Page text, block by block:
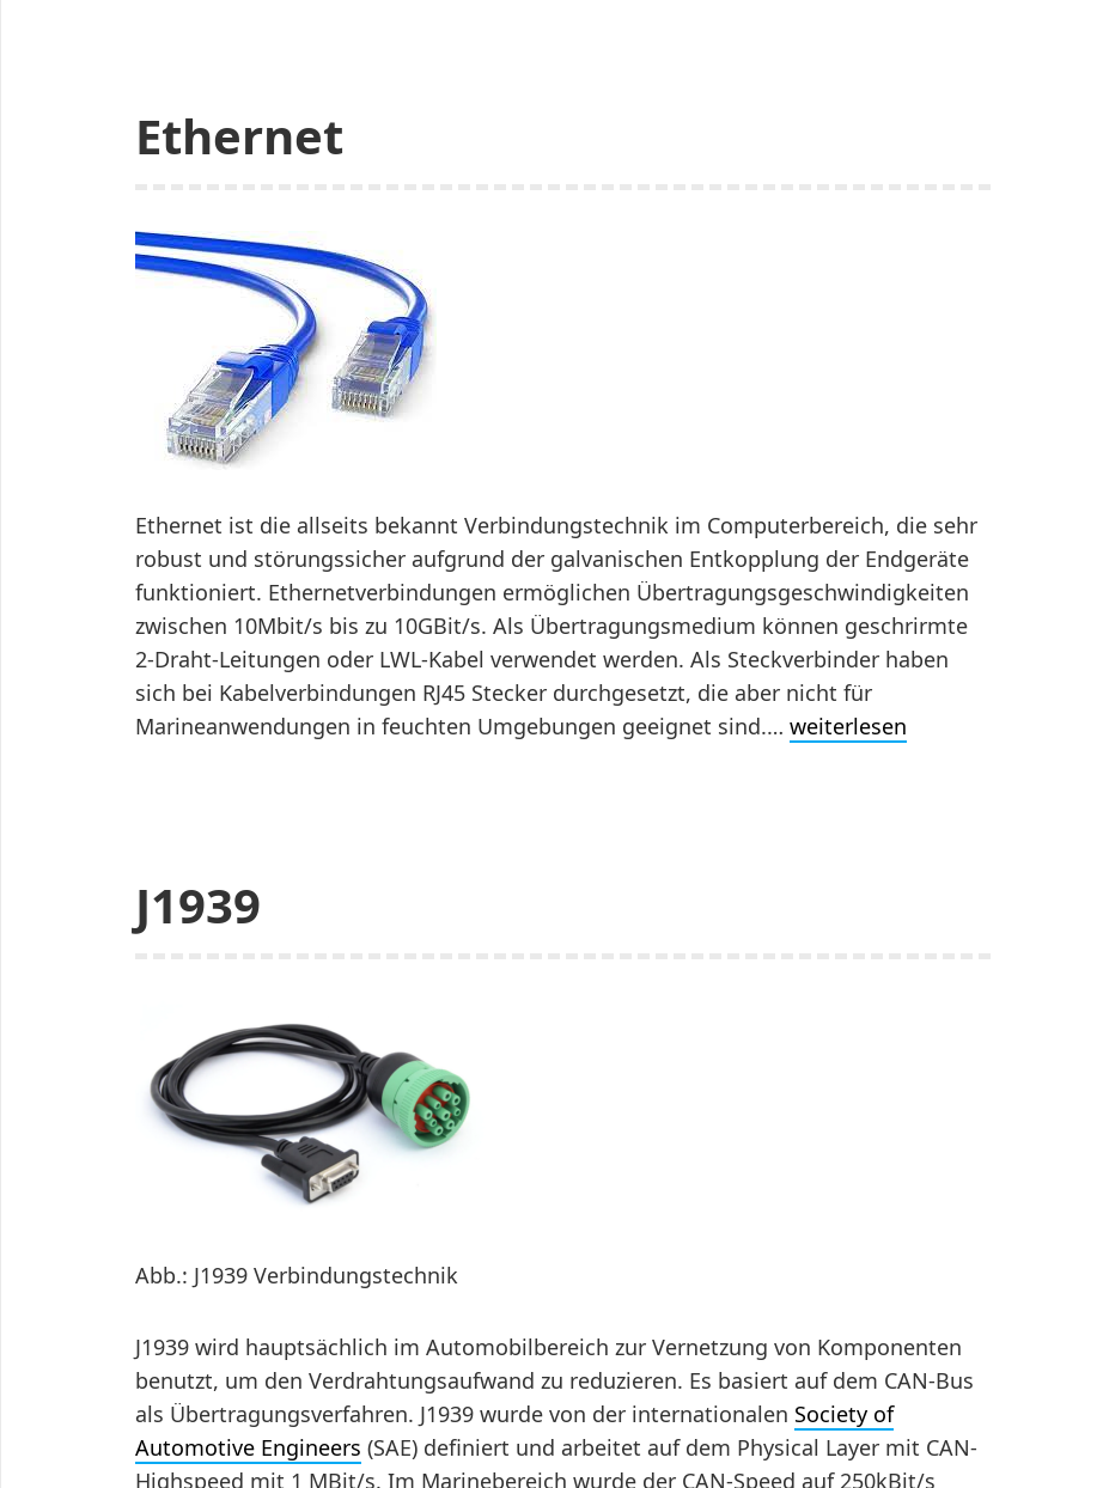
Ethernet
Ethernet ist die allseits bekannt Verbindungstechnik im Computerbereich, die sehr
robust und störungssicher aufgrund der galvanischen Entkopplung der Endgeräte
funktioniert. Ethernetverbindungen ermöglichen Übertragungsgeschwindigkeiten
zwischen 10Mbit/s bis zu 10GBit/s. Als Übertragungsmedium können geschrirmte
2-Draht-Leitungen oder LWL-Kabel verwendet werden. Als Steckverbinder haben
sich bei Kabelverbindungen RJ45 Stecker durchgesetzt, die aber nicht für
Marineanwendungen in feuchten Umgebungen geeignet sind.… weiterlesen
J1939
Abb.: J1939 Verbindungstechnik
J1939 wird hauptsächlich im Automobilbereich zur Vernetzung von Komponenten
benutzt, um den Verdrahtungsaufwand zu reduzieren. Es basiert auf dem CAN-Bus
als Übertragungsverfahren. J1939 wurde von der internationalen Society of
Automotive Engineers (SAE) definiert und arbeitet auf dem Physical Layer mit CAN-
Highspeed mit 1 MBit/s. Im Marinebereich wurde der CAN-Speed auf 250kBit/s